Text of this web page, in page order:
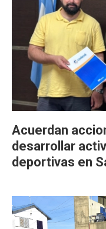
Acuerdan
desarrollar
deportivas en